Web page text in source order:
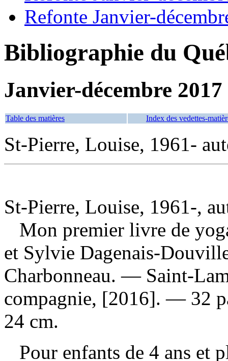
Refonte Janvier-
Bibliographie du
Janvier-décembre 2017
Table des matières Index des vedettes-
St-Pierre, Louise, 1961-
St-Pierre, Louise, 1961-,
Mon premier livre de
et Sylvie Dagenais-
Charbonneau. — Saint-
compagnie, [2016]. — 32
24 cm.
Pour enfants de 4 ans et